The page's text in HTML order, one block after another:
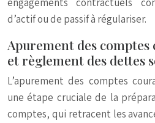
d’actif ou de passif à régulariser.
Apurement des comptes
et règlement des dettes
L’apurement des comptes
une étape cruciale de la
comptes, qui retracent les